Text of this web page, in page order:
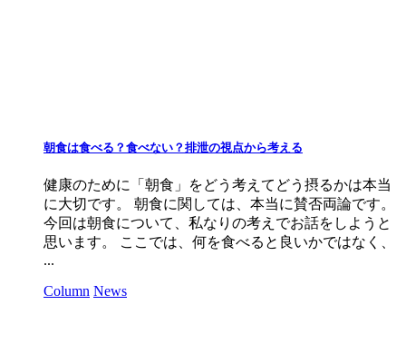
朝食は食べる？食べない？排泄の視点から考える
健康のために「朝食」をどう考えてどう摂るかは本当
に大切です。 朝食に関しては、本当に賛否両論です。
今回は朝食について、私なりの考えでお話をしようと
思います。 ここでは、何を食べると良いかではなく、
...
Column News